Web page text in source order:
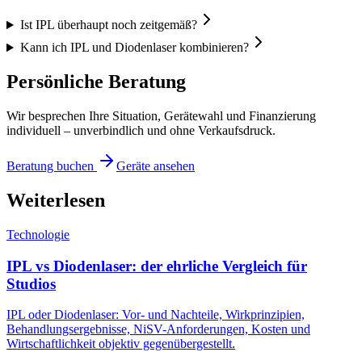
Ist IPL überhaupt noch zeitgemäß?
Kann ich IPL und Diodenlaser kombinieren?
Persönliche Beratung
Wir besprechen Ihre Situation, Gerätewahl und Finanzierung
individuell – unverbindlich und ohne Verkaufsdruck.
Beratung buchen Geräte ansehen
Weiterlesen
Technologie
IPL vs Diodenlaser: der ehrliche Vergleich für
Studios
IPL oder Diodenlaser: Vor- und Nachteile, Wirkprinzipien,
Behandlungsergebnisse, NiSV-Anforderungen, Kosten und
Wirtschaftlichkeit objektiv gegenübergestellt.